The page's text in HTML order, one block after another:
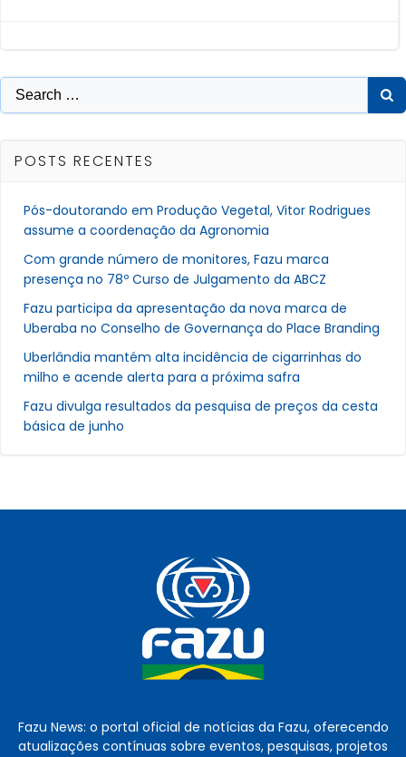
Post
Post
Search
for:
POSTS RECENTES
Pós-doutorando em Produção Vegetal, Vitor Rodrigues
assume a coordenação da Agronomia
Com grande número de monitores, Fazu marca
presença no 78º Curso de Julgamento da ABCZ
Fazu participa da apresentação da nova marca de
Uberaba no Conselho de Governança do Place Branding
Uberlândia mantém alta incidência de cigarrinhas do
milho e acende alerta para a próxima safra
Fazu divulga resultados da pesquisa de preços da cesta
básica de junho
Fazu News: o portal oficial de notícias da Fazu, oferecendo
atualizações contínuas sobre eventos, pesquisas, projetos